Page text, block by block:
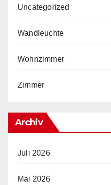
Uncategorized
Wandleuchte
Wohnzimmer
Zimmer
Archiv
Juli 2026
Mai 2026